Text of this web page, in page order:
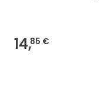
14,85 €